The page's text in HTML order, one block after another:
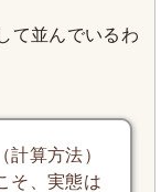
て並んでいるわ
計算方法）
そ、実態は